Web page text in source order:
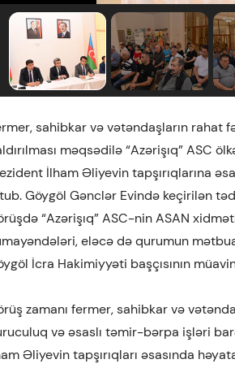
sahibkar və vətəndaşların
məqsədilə “Azərişıq” ASC
İlham Əliyevin tapşırıqlarına
Göygöl Gənclər Evində keçirilən
“Azərişıq” ASC-nin ASAN
eləcə də qurumun
İcra Hakimiyyəti başçısının
zamanı fermer, sahibkar və
və əsaslı təmir-bərpa işləri
Əliyevin tapşırıqları əsasında